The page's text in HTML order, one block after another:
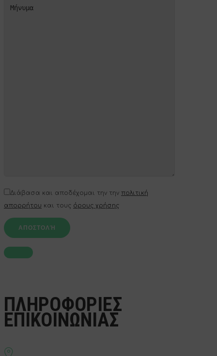
Διάβασα και αποδέχομαι την την πολιτική
απορρήτου και τους όρους χρήσης
ΠΛΗΡΟΦΟΡΙΕΣ
ΕΠΙΚΟΙΝΩΝΙΑΣ